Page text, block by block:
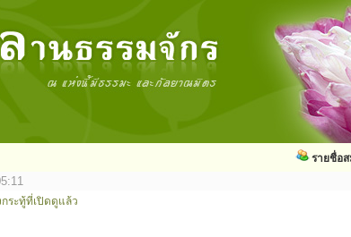
รายชื่อ
ระทู้ที่เปิดดูแล้ว